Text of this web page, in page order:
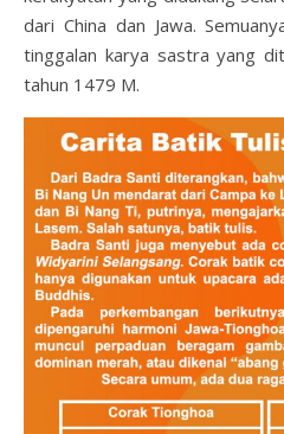
dari China dan Jawa.
tinggalan karya sastra yang
tahun 1479 M.